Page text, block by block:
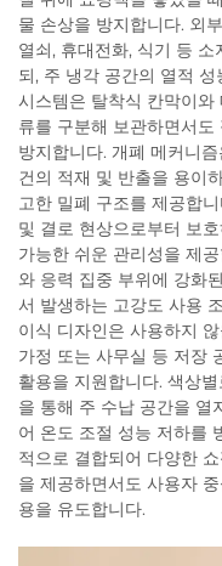
물 손상을 방지합니다. 외
열쇠, 휴대전화, 식기 등
되, 주 냉각 공간의 열적
시스템은 탈착식 칸막이
류를 구분해 보관하면서
방지합니다. 개폐 메커니
건의 적재 및 반출을 용이
고한 밀폐 구조를 제공합
및 결로 현상으로부터 보
가능한 쉬운 관리성을 제
와 응력 집중 부위에 강화
서 발생하는 고강도 사용
이식 디자인은 사용하지
가정 또는 사무실 등 저장
활용을 지원합니다. 색상
을 통해 주 수납 공간을 열
어 온도 조절 성능 저하를
적으로 결합되어 다양한
을 제공하면서도 사용자
용을 유도합니다.